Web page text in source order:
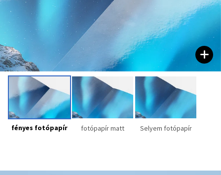
fényes fotópapír fotópapír matt Selyem fotópapír